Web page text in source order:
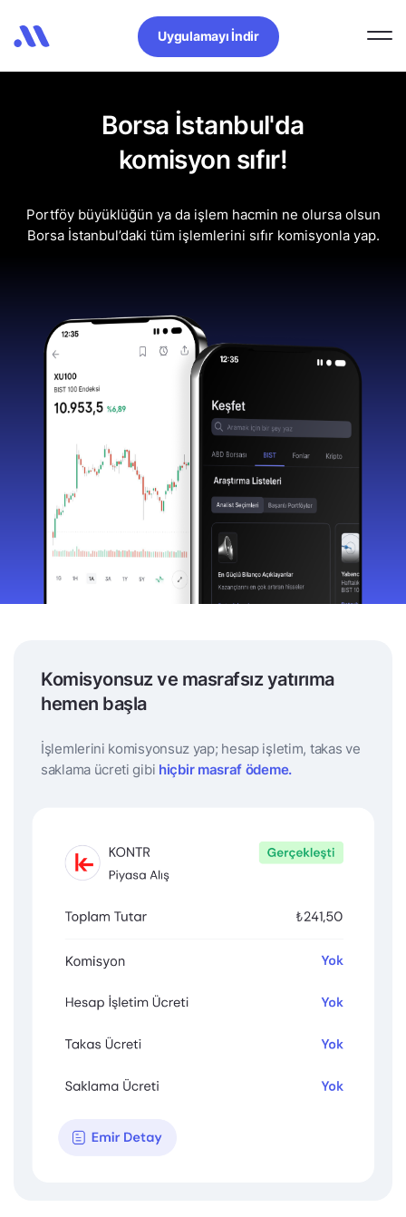
Uygulamayı İndir
Borsa İstanbul'da
komisyon sıfır!
Portföy büyüklüğün ya da işlem hacmin ne olursa olsun
Borsa İstanbul’daki tüm işlemlerini sıfır komisyonla yap.
Komisyonsuz ve masrafsız yatırıma
hemen başla
İşlemlerini komisyonsuz yap; hesap işletim, takas ve
saklama ücreti gibi hiçbir masraf ödeme.